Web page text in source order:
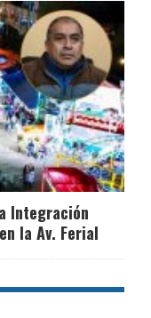
Integración
la Av. Ferial